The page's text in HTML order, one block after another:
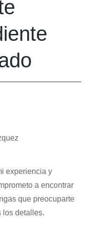
experiencia y
a encontrar
que preocuparte
los detalles.